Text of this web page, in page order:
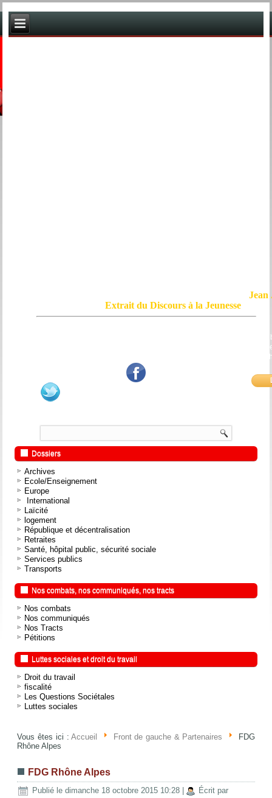
Jean
Extrait du Discours à la Jeunesse
mensonge triomphant qui passe, et de ne pas faire écho, de notre
bouche et de nos mains aux applaudissements imbéciles et aux
Dossiers
Archives
Ecole/Enseignement
Europe
International
Laïcité
logement
République et décentralisation
Retraites
Santé, hôpital public, sécurité sociale
Services publics
Transports
Nos combats, nos communiqués, nos tracts
Nos combats
Nos communiqués
Nos Tracts
Pétitions
Luttes sociales et droit du travail
Droit du travail
fiscalité
Les Questions Sociétales
Luttes sociales
Vous êtes ici :Accueil Front de gauche & Partenaires
FDG
Rhône Alpes
FDG Rhône Alpes
Publié le dimanche 18 octobre 2015 10:28
Écrit par